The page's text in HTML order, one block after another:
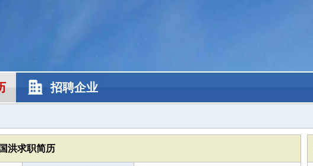
招聘企业
洪求职简历